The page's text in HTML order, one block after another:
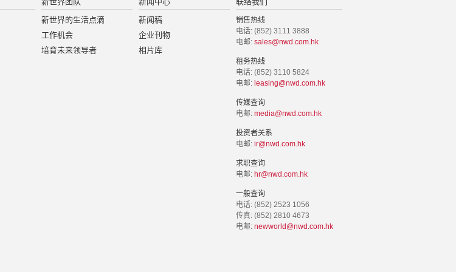
新世界的生活点滴
工作机会
培育未来领导者
新闻稿
企业刊物
相片库
销售热线
电话: (852) 3111 3888
电邮: sales@nwd.com.hk
租务热线
电话: (852) 3110 5824
电邮: leasing@nwd.com.hk
传媒查询
电邮: media@nwd.com.hk
投资者关系
电邮: ir@nwd.com.hk
求职查询
电邮: hr@nwd.com.hk
一般查询
电话: (852) 2523 1056
传真: (852) 2810 4673
电邮: newworld@nwd.com.hk